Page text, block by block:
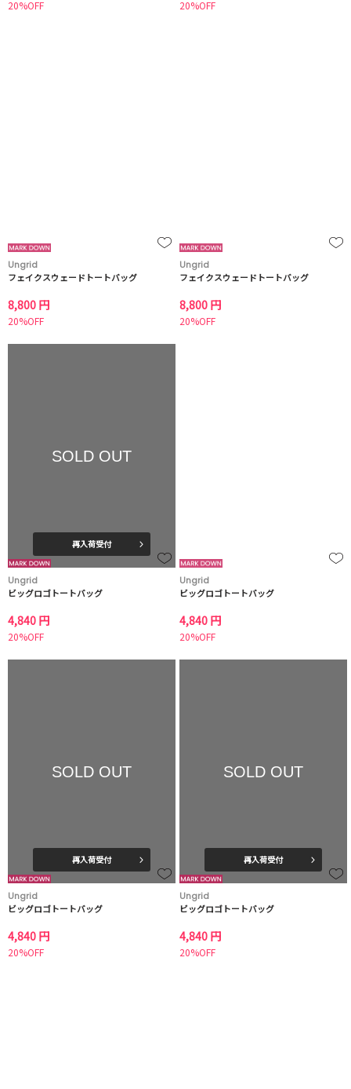
20%OFF 20%OFF
Ungrid
フェイクスウェードトートバッグ
8,800 円
20%OFF
Ungrid
フェイクスウェードトートバッグ
8,800 円
20%OFF
SOLD OUT
再入荷受付
Ungrid
ビッグロゴトートバッグ
4,840 円
20%OFF
Ungrid
ビッグロゴトートバッグ
4,840 円
20%OFF
SOLD OUT
再入荷受付
Ungrid
ビッグロゴトートバッグ
4,840 円
20%OFF
SOLD OUT
再入荷受付
Ungrid
ビッグロゴトートバッグ
4,840 円
20%OFF